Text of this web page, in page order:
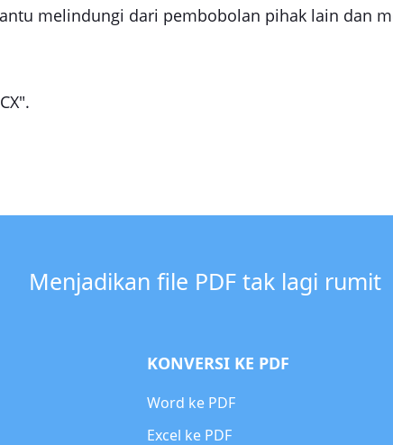
melindungi dari pembobolan pihak lain dan
Menjadikan file PDF tak lagi rumit
KONVERSI KE PDF
Word ke PDF
Excel ke PDF